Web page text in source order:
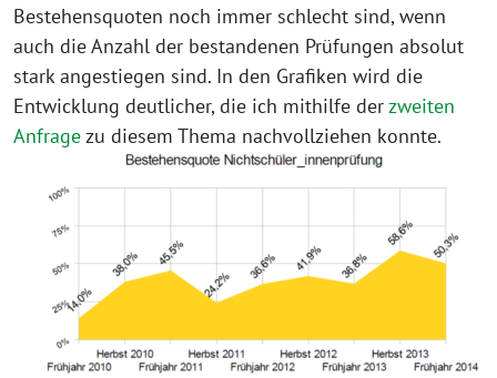
Bestehensquoten noch immer schlecht sind, wenn
auch die Anzahl der bestandenen Prüfungen absolut
stark angestiegen sind. In den Grafiken wird die
Entwicklung deutlicher, die ich mithilfe derzweiten
Anfragezu diesem Thema nachvollziehen konnte.